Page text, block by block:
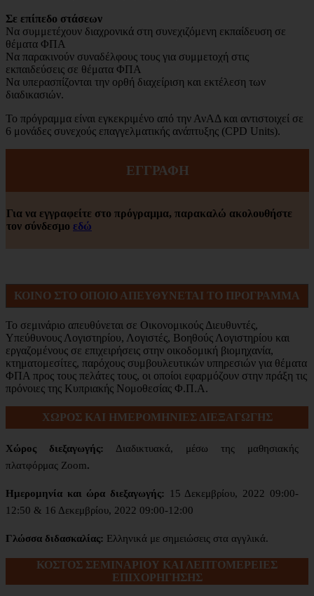
Σε επίπεδο στάσεων
Να συμμετέχουν διαχρονικά στη συνεχιζόμενη εκπαίδευση σε
θέματα ΦΠΑ
Να παρακινούν συναδέλφους τους για συμμετοχή στις
εκπαιδεύσεις σε θέματα ΦΠΑ
Να υπερασπίζονται την ορθή διαχείριση και εκτέλεση των
διαδικασιών.
Το πρόγραμμα είναι εγκεκριμένο από την ΑνΑΔ και αντιστοιχεί σε
6 μονάδες συνεχούς επαγγελματικής ανάπτυξης (CPD Units).
ΕΓΓΡΑΦΗ
Για να εγγραφείτε στο πρόγραμμα, παρακαλώ ακολουθήστε
τον σύνδεσμο εδώ
ΚΟΙΝΟ ΣΤΟ ΟΠΟΙΟ ΑΠΕΥΘΥΝΕΤΑΙ ΤΟ ΠΡΟΓΡΑΜΜΑ
Το σεμινάριο απευθύνεται σε Οικονομικούς Διευθυντές,
Υπεύθυνους Λογιστηρίου, Λογιστές, Βοηθούς Λογιστηρίου και
εργαζομένους σε επιχειρήσεις στην οικοδομική βιομηχανία,
κτηματομεσίτες, παρόχους συμβουλευτικών υπηρεσιών για θέματα
ΦΠΑ προς τους πελάτες τους, οι οποίοι εφαρμόζουν στην πράξη τις
πρόνοιες της Κυπριακής Νομοθεσίας Φ.Π.Α.
ΧΩΡΟΣ ΚΑΙ ΗΜΕΡΟΜΗΝΙΕΣ ΔΙΕΞΑΓΩΓΗΣ
Χώρος διεξαγωγής: Διαδικτυακά, μέσω της μαθησιακής
πλατφόρμας Zoom.
Ημερομηνία και ώρα διεξαγωγής:
15 Δεκεμβρίου, 2022 09:00-
12:50 & 16 Δεκεμβρίου, 2022 09:00-12:00
Γλώσσα διδασκαλίας: Ελληνικά με σημειώσεις στα αγγλικά.
ΚΟΣΤΟΣ ΣΕΜΙΝΑΡΙΟΥ ΚΑΙ ΛΕΠΤΟΜΕΡΕΙΕΣ
ΕΠΙΧΟΡΗΓΗΣΗΣ